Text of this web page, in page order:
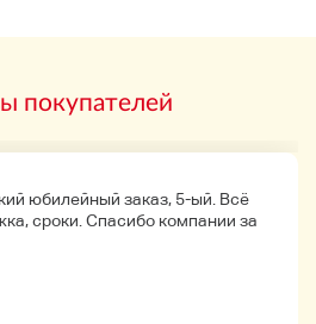
покупателей
юбилейный заказ, 5-ый. Всё
сроки. Спасибо компании за